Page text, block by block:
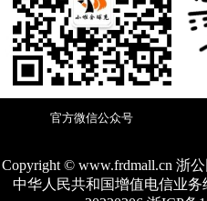
官方微信公众号
Copyright © www.frdmall.cn 浙
中华人民共和国增值电信业务